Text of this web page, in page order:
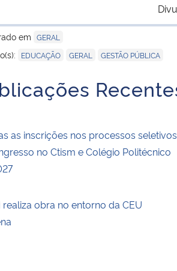
em GERAL
EDUCAÇÃO GERAL GESTÃO PÚBLICA
as inscrições nos processos seletivos
no Ctism e Colégio Politécnico
realiza obra no entorno da CEU